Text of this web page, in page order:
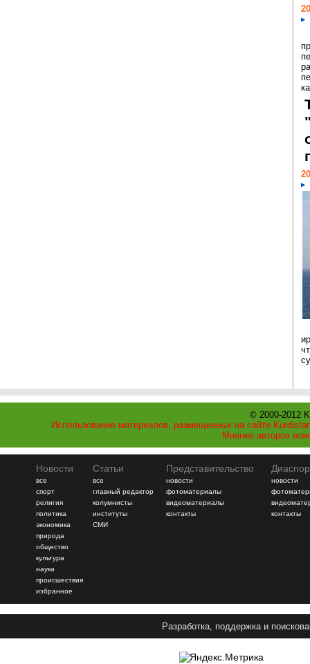
© 2000-2012
Использование материалов, размещенных на сайте
Мнение авторов
Новости
все
спорт
религия
политика
экономика
природа
общество
культура
наука
происшествия
избранное
Статьи
все
главный редактор
колумнисты
институты
СМИ
Представительство
новости
фотоматериалы
видеоматериалы
контакты
новости
контакты
Разработка, поддержка и